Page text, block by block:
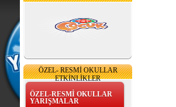
ÖZEL- RESMİ OKULLAR
ETKİNLİKLER
ÖZEL-RESMİ OKULLAR
YARIŞMALAR